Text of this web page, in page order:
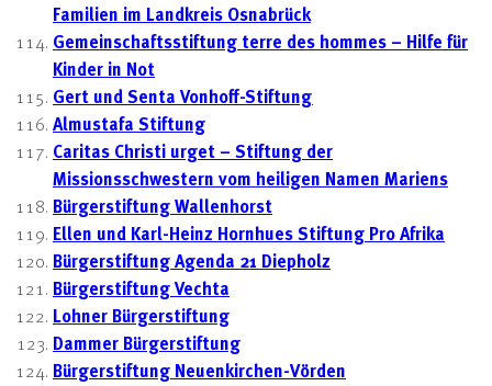
Familien im Landkreis Osnabrück
Gemeinschaftsstiftung terre des hommes – Hilfe für
Kinder in Not
Gert und Senta Vonhoff-Stiftung
Almustafa Stiftung
Caritas Christi urget – Stiftung der
Missionsschwestern vom heiligen Namen Mariens
Bürgerstiftung Wallenhorst
Ellen und Karl-Heinz Hornhues Stiftung Pro Afrika
Bürgerstiftung Agenda 21 Diepholz
Bürgerstiftung Vechta
Lohner Bürgerstiftung
Dammer Bürgerstiftung
Bürgerstiftung Neuenkirchen-Vörden